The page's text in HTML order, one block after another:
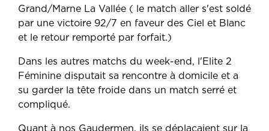
Grand/Marne La Vallée ( le match aller s'est soldé
par une victoire 92/7 en faveur des Ciel et Blanc
et le retour remporté par forfait.)
Dans les autres matchs du week-end, l'Elite 2
Féminine disputait sa rencontre à domicile et a
su garder la tête froide dans un match serré et
compliqué.
Quant à nos Gaudermen, ils se déplaçaient sur la